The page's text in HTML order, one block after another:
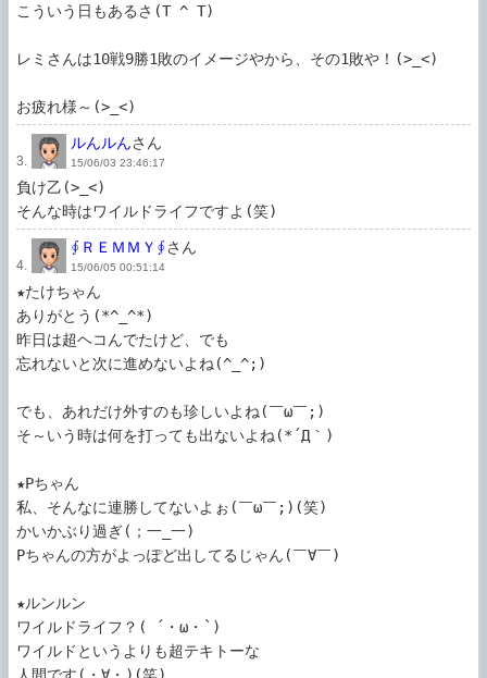
こういう日もあるさ(T ^ T)
レミさんは10戦9勝1敗のイメージやから、その1敗や！(>_<)
お疲れ様～(>_<)
3.
ルんルんさん
15/06/03 23:46:17
負け乙(>_<)
そんな時はワイルドライフですよ(笑)
4.
∮ＲＥＭＭＹ∮さん
15/06/05 00:51:14
★たけちゃん
ありがとう(*^_^*)
昨日は超ヘコんでたけど、でも
忘れないと次に進めないよね(^_^;)
でも、あれだけ外すのも珍しいよね(￣ω￣;)
そ～いう時は何を打っても出ないよね(*´Д｀)
★Pちゃん
私、そんなに連勝してないよぉ(￣ω￣;)(笑)
かいかぶり過ぎ(；一_一)
Pちゃんの方がよっぽど出してるじゃん(￣∀￣)
★ルンルン
ワイルドライフ？( ´・ω・`)
ワイルドというよりも超テキトーな